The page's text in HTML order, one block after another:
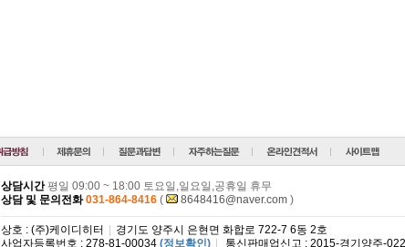
상담시간 평일 09:00 ~ 18:00 토요일,일요일,공휴일 휴무
상담 및 문의전화031-864-8416 ( 8648416@naver.com)
상호 : (주)케이디히터
경기도 양주시 은현면 화합로 722-7 6동 2호
사업자등록번호 : 278-81-00034 (정보확인) 통신판매업신고 : 2015-경기양주-